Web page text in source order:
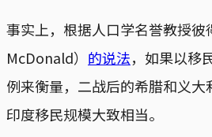
事实上，根据人口学名誉教授
McDonald） 的说法，如果以移
例来衡量，二战后的希腊和义
印度移民规模大致相当。